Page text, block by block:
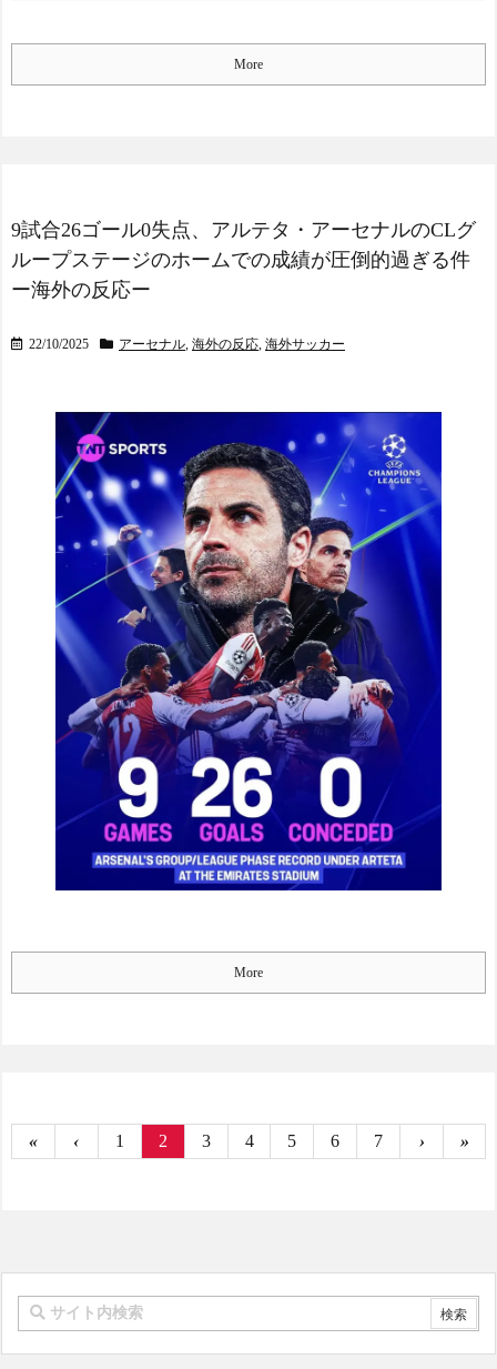
More
9試合26ゴール0失点、アルテタ・アーセナルのCLグ
ループステージのホームでの成績が圧倒的過ぎる件
ー海外の反応ー
22/10/2025 アーセナル 海外の反応 海外サッカー
More
« ‹ 1 2 3 4 5 6 7 › »